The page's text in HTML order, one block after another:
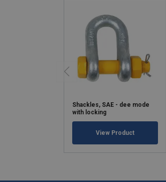
Shackles, SAE - dee mode
with locking
View Product